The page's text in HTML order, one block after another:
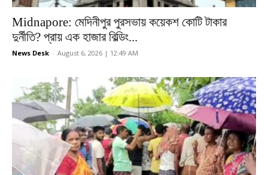
Midnapore: মেদিনীপুর পুরসভায় কয়েকশ কোটি টাকার
দুর্নীতি? প্রায় এক হাজার বিল্ডিং...
News Desk - August 6, 2026 | 12:49 AM